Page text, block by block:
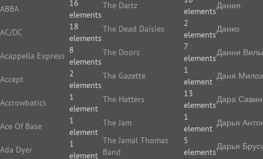
ABBA
16
elements
AC/DC
18
elements
Acappella Express
8
elements
Accept
2
elements
Accrowbatics
1
element
Ace Of Base
1
element
Ada Dyer
1
element
The Dartz
elements
The Dead Daisies
2
elements
The Doors
7
elements
The Gazette
1
element
The Hatters
13
elements
The Jam
1
element
The Jamal Thomas
Band
5
elements
Дания
Данко
Данни
Даня
Дара
Дарья
Дарья